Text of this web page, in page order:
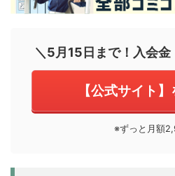
＼5月15日まで！入会
【公式サイト
※ずっと月額